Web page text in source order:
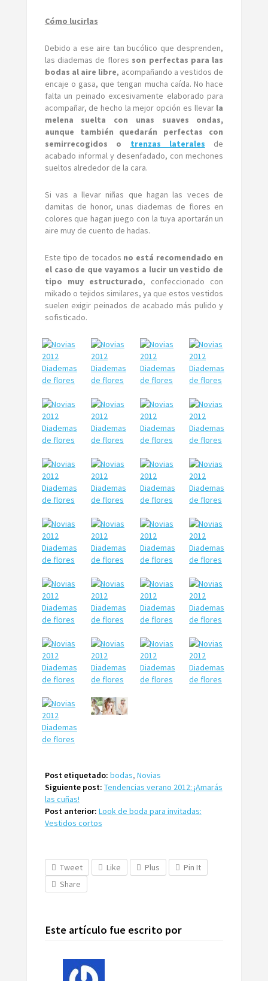
Cómo lucirlas
Debido a ese aire tan bucólico que desprenden,
las diademas de flores son perfectas para las
bodas al aire libre, acompañando a vestidos de
encaje o gasa, que tengan mucha caída. No hace
falta un peinado excesivamente elaborado para
acompañar, de hecho la mejor opción es llevar la
melena suelta con unas suaves ondas,
aunque también quedarán perfectas con
semirrecogidos o trenzas laterales de
acabado informal y desenfadado, con mechones
sueltos alrededor de la cara.
Si vas a llevar niñas que hagan las veces de
damitas de honor, unas diademas de flores en
colores que hagan juego con la tuya aportarán un
aire muy de cuento de hadas.
Este tipo de tocados no está recomendado en
el caso de que vayamos a lucir un vestido de
tipo muy estructurado, confeccionado con
mikado o tejidos similares, ya que estos vestidos
suelen exigir peinados de acabado más pulido y
sofisticado.
Post etiquetado: bodas, Novias
Siguiente post: Tendencias verano 2012: ¡Amarás
las cuñas!
Post anterior: Look de boda para invitadas:
Vestidos cortos
Tweet Like Plus
Pin It
Share
Este artículo fue escrito por